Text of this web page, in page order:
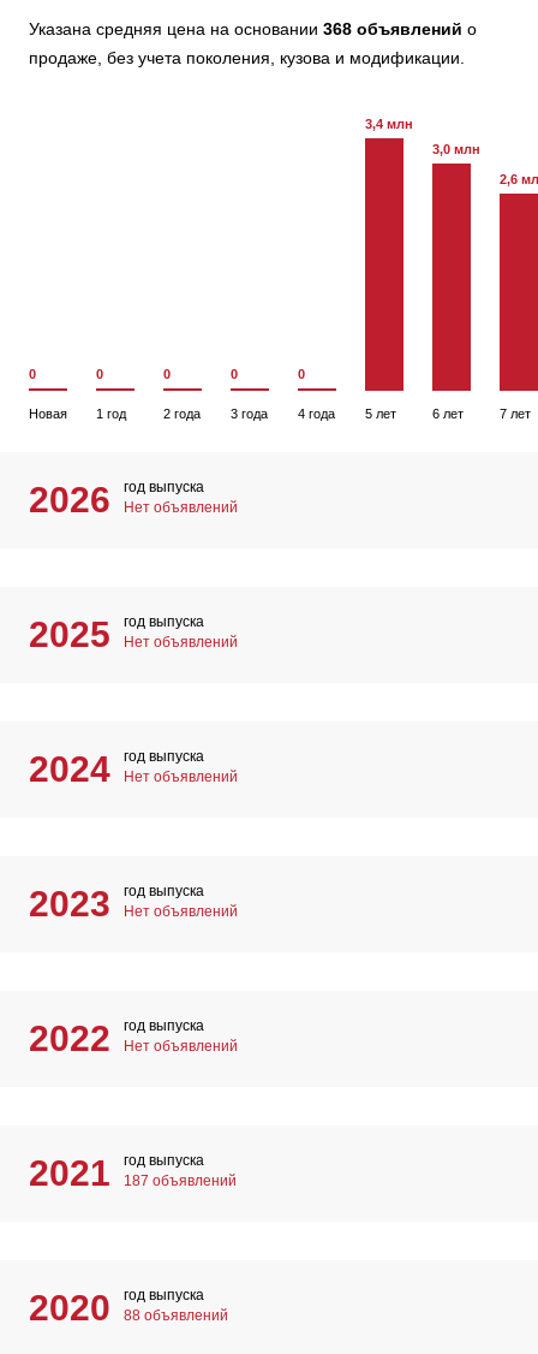
Указана средняя цена на основании 368 объявлений о
продаже, без учета поколения, кузова и модификации.
0
Новая
0
1 год
0
2 года
0
3 года
0
4 года
3,4 млн
5 лет
3,0 млн
6 лет
2,6
7 лет
2026
год выпуска
Нет объявлений
2025
год выпуска
Нет объявлений
2024
год выпуска
Нет объявлений
2023
год выпуска
Нет объявлений
2022
год выпуска
Нет объявлений
2021
год выпуска
187 объявлений
2020
год выпуска
88 объявлений